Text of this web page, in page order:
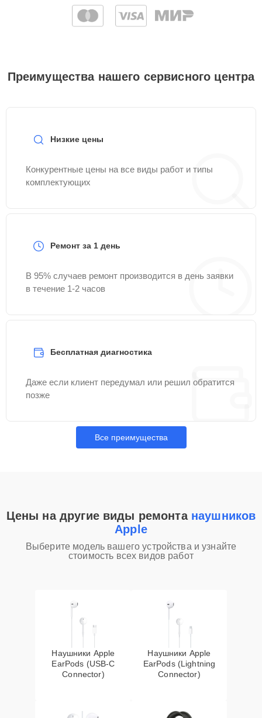
Преимущества нашего сервисного центра
Низкие цены
Конкурентные цены на все виды работ и типы
комплектующих
Ремонт за 1 день
В 95% случаев ремонт производится в день заявки
в течение 1-2 часов
Бесплатная диагностика
Даже если клиент передумал или решил обратится
позже
Все преимущества
Цены на другие виды ремонта наушников
Apple
Выберите модель вашего устройства и узнайте
стоимость всех видов работ
Наушники Apple
EarPods (USB-C
Connector)
Наушники Apple
EarPods (Lightning
Connector)